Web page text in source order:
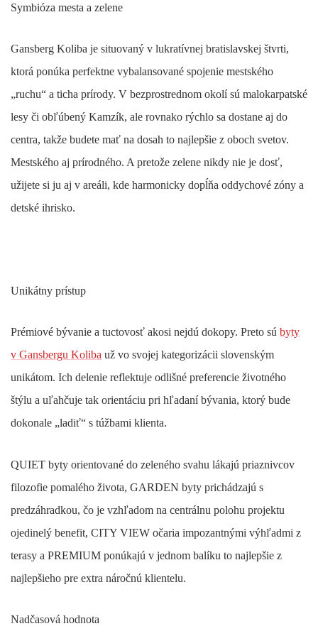
Symbióza mesta a zelene
Gansberg Koliba je situovaný v lukratívnej bratislavskej štvrti,
ktorá ponúka perfektne vybalansované spojenie mestského
„ruchu“ a ticha prírody. V bezprostrednom okolí sú malokarpatské
lesy či obľúbený Kamzík, ale rovnako rýchlo sa dostane aj do
centra, takže budete mať na dosah to najlepšie z oboch svetov.
Mestského aj prírodného. A pretože zelene nikdy nie je dosť,
užijete si ju aj v areáli, kde harmonicky dopĺňa oddychové zóny a
detské ihrisko.
Unikátny prístup
Prémiové bývanie a tuctovosť akosi nejdú dokopy. Preto sú byty
v Gansbergu Koliba už vo svojej kategorizácii slovenským
unikátom. Ich delenie reflektuje odlišné preferencie životného
štýlu a uľahčuje tak orientáciu pri hľadaní bývania, ktorý bude
dokonale „ladiť“ s túžbami klienta.
QUIET byty orientované do zeleného svahu lákajú priaznivcov
filozofie pomalého života, GARDEN byty prichádzajú s
predzáhradkou, čo je vzhľadom na centrálnu polohu projektu
ojedinelý benefit, CITY VIEW očaria impozantnými výhľadmi z
terasy a PREMIUM ponúkajú v jednom balíku to najlepšie z
najlepšieho pre extra náročnú klientelu.
Nadčasová hodnota